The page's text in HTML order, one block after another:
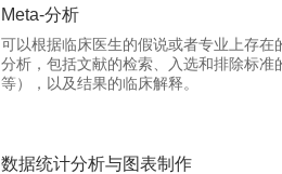
Meta-分析
可以根据临床医生的假说或者专业上存
分析，包括文献的检索、入选和排除标
等），以及结果的临床解释。
数据统计分析与图表制作